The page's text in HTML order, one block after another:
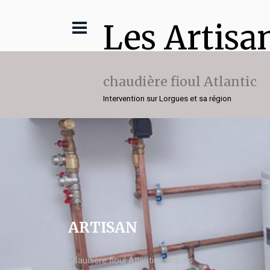
Les
chaudière fioul Atlantic
Intervention sur Lorgues et sa région
ARTISAN
chaudière fioul Atlantic Lorgues